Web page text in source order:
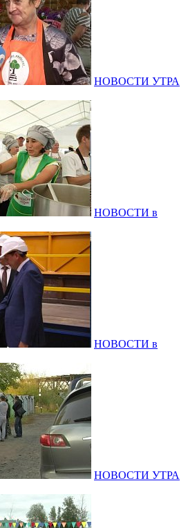
НОВОСТИ УТРА
НОВОСТИ в
НОВОСТИ в
НОВОСТИ УТРА